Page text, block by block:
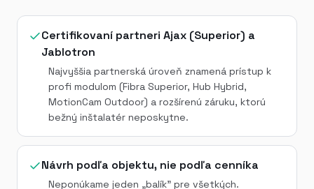
Certifikovaní partneri Ajax (Superior) a
Jablotron
Najvyššia partnerská úroveň znamená prístup k
profi modulom (Fibra Superior, Hub Hybrid,
MotionCam Outdoor) a rozšírenú záruku, ktorú
bežný inštalatér neposkytne.
Návrh podľa objektu, nie podľa cenníka
Neponúkame jeden „balík" pre všetkých.